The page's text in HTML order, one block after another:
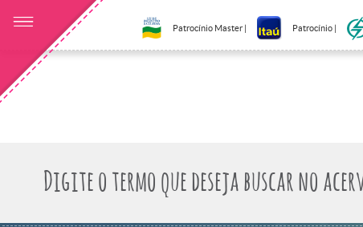
Patrocínio Master | Patrocínio |